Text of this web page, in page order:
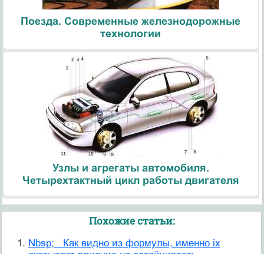
Поезда. Современные железнодорожные
технологии
Узлы и агрегаты автомобиля.
Четырехтактный цикл работы двигателя
Похожие статьи:
Nbsp; Как видно из формулы, именно ix